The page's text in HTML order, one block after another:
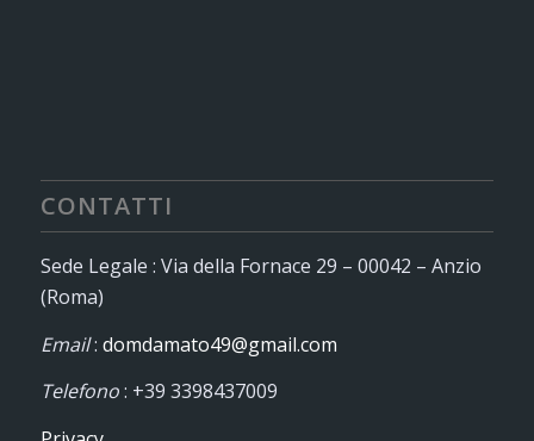
CONTATTI
Sede Legale : Via della Fornace 29 – 00042 – Anzio
(Roma)
Email: domdamato49@gmail.com
Telefono: +39 3398437009